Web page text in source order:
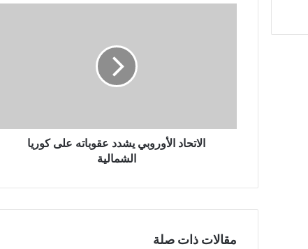
الاتحاد الأوروبي يشدد عقوباته على كوريا
الشمالية
مقالات ذات صلة